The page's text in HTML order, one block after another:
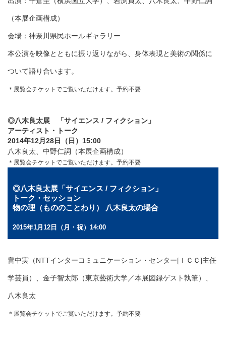
（本展企画構成）
会場：神奈川県民ホールギャラリー
本公演を映像とともに振り返りながら、身体表現と美術の関係に
ついて語り合います。
＊展覧会チケットでご覧いただけます。予約不要
◎八木良太展 「サイエンス / フィクション」
アーティスト・トーク
2014年12月28日（日）15:00
八木良太、中野仁詞（本展企画構成）
＊展覧会チケットでご覧いただけます。予約不要
◎八木良太展「サイエンス / フィクション」
トーク・セッション
物の理（もののことわり） 八木良太の場合
2015年1月12日（月・祝）14:00
畠中実（NTTインターコミュニケーション・センター[ＩＣＣ]主任
学芸員）、金子智太郎（東京藝術大学／本展図録ゲスト執筆）、
八木良太
＊展覧会チケットでご覧いただけます。予約不要